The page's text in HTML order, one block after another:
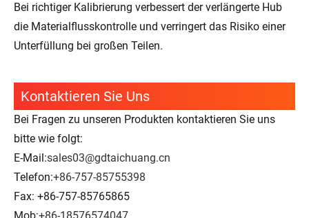
Bei richtiger Kalibrierung verbessert der verlängerte Hub
die Materialflusskontrolle und verringert das Risiko einer
Unterfüllung bei großen Teilen.
Kontaktieren Sie Uns
Bei Fragen zu unseren Produkten kontaktieren Sie uns
bitte wie folgt:
E-Mail:sales03@gdtaichuang.cn
Telefon:+86-757-85755398
Fax: +86-757-85765865